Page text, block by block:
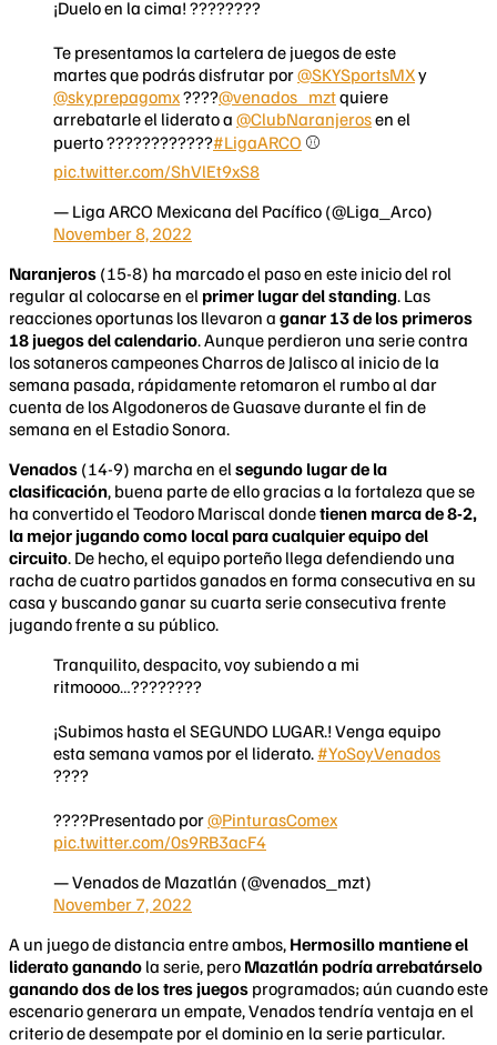
¡Duelo en la cima! ????????
Te presentamos la cartelera de juegos de este
martes que podrás disfrutar por@SKYSportsMXy
@skyprepagomx????@venados_mztquiere
arrebatarle el liderato a @ClubNaranjerosen el
puerto ????????????#LigaARCO ⚾️
pic.twitter.com/ShVlEt9xS8
— Liga ARCO Mexicana del Pacífico (@Liga_Arco)
November 8, 2022
Naranjeros (15-8) ha marcado el paso en este inicio del rol
regular al colocarse en el primer lugar del standing. Las
reacciones oportunas los llevaron a ganar 13 de los primeros
18 juegos del calendario. Aunque perdieron una serie contra
los sotaneros campeones Charros de Jalisco al inicio de la
semana pasada, rápidamente retomaron el rumbo al dar
cuenta de los Algodoneros de Guasave durante el fin de
semana en el Estadio Sonora.
Venados (14-9) marcha en el segundo lugar de la
clasificación, buena parte de ello gracias a la fortaleza que se
ha convertido el Teodoro Mariscal dondetienen marca de 8-2,
la mejor jugando como local para cualquier equipo del
circuito. De hecho, el equipo porteño llega defendiendo una
racha de cuatro partidos ganados en forma consecutiva en su
casa y buscando ganar su cuarta serie consecutiva frente
jugando frente a su público.
Tranquilito, despacito, voy subiendo a mi
ritmoooo…????????
¡Subimos hasta el SEGUNDO LUGAR.! Venga equipo
esta semana vamos por el liderato. #YoSoyVenados
????
????Presentado por@PinturasComex
pic.twitter.com/0s9RB3acF4
— Venados de Mazatlán (@venados_mzt)
November 7, 2022
A un juego de distancia entre ambos, Hermosillo mantiene el
liderato ganando la serie, pero Mazatlán podría arrebatárselo
ganando dos de los tres juegos programados; aún cuando este
escenario generara un empate, Venados tendría ventaja en el
criterio de desempate por el dominio en la serie particular.